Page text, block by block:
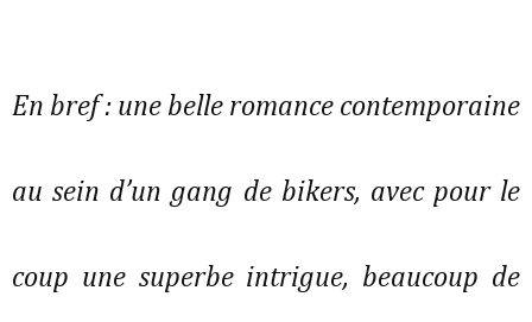
En bref : une belle romance contemporaine
au sein d’un gang de bikers, avec pour le
coup une superbe intrigue, beaucoup de